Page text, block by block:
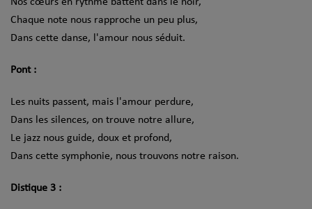
Chaque note nous rapproche un peu plus,
Dans cette danse, l'amour nous séduit.
Pont :
Les nuits passent, mais l'amour perdure,
Dans les silences, on trouve notre allure,
Le jazz nous guide, doux et profond,
Dans cette symphonie, nous trouvons notre raison.
Distique 3 :